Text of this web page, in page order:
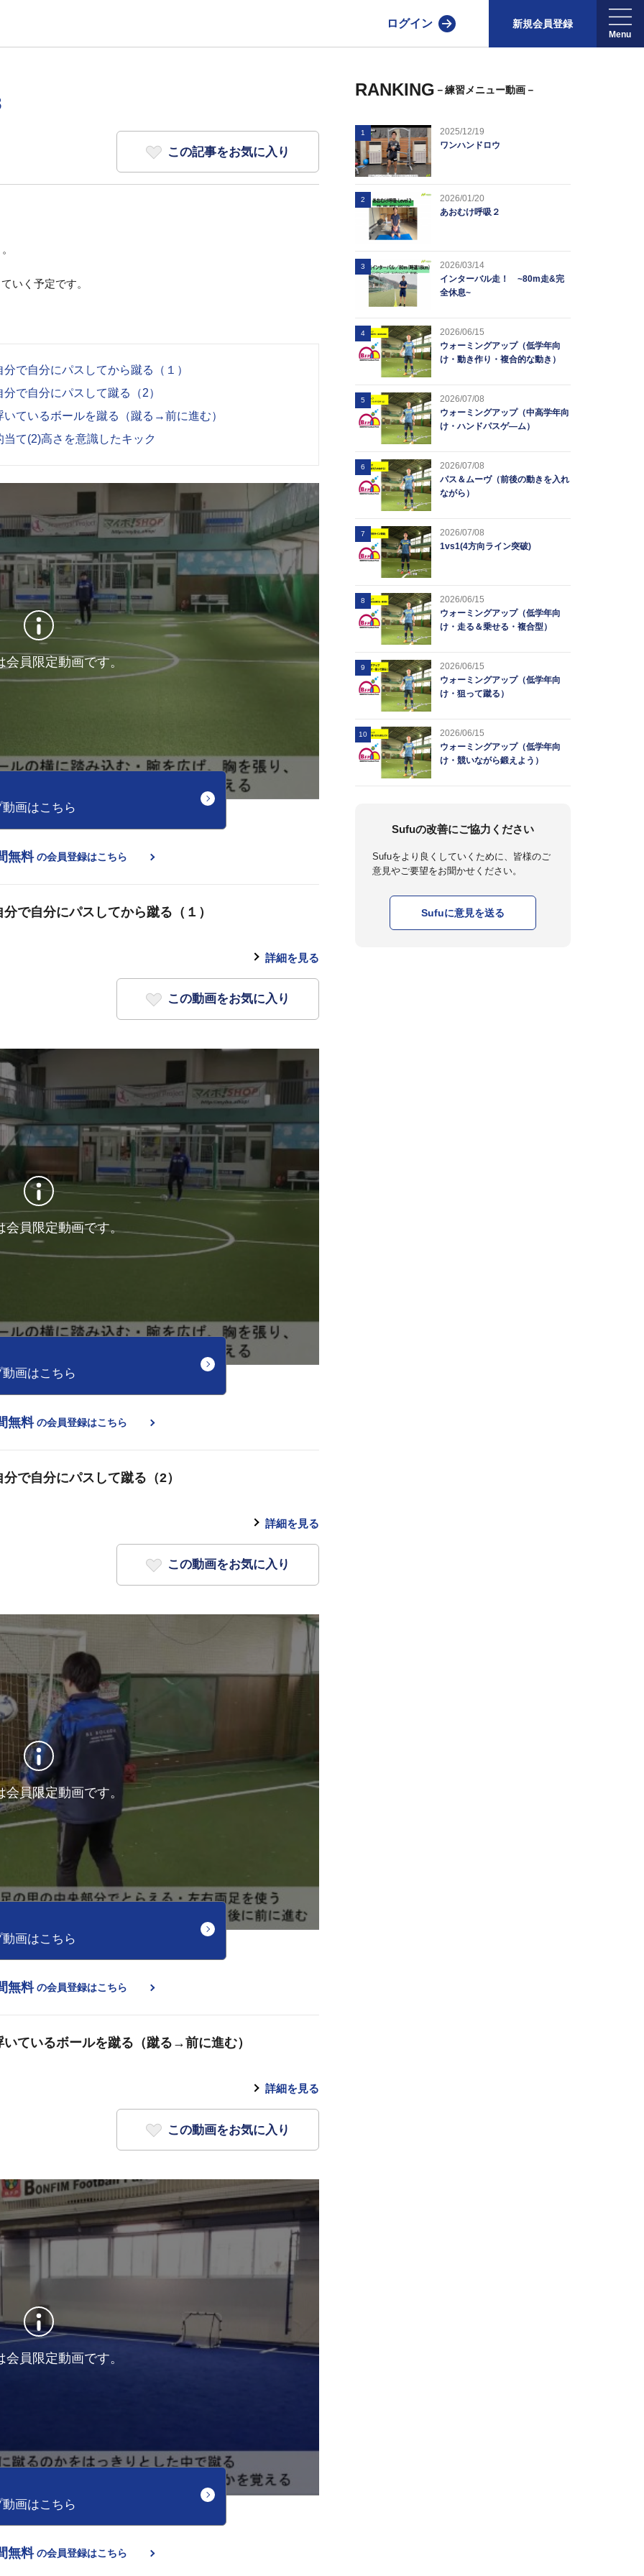
ログイン 新規会員登録
この記事をお気に入り
いく予定です。
で自分にパスしてから蹴る（１）
で自分にパスして蹴る（2）
ているボールを蹴る（蹴る→前に進む）
て(2)高さを意識したキック
会員限定動画です。
画はこちら
無料 の会員登録はこちら
自分にパスしてから蹴る（１）
詳細を見る
この動画をお気に入り
会員限定動画です。
画はこちら
無料 の会員登録はこちら
で自分にパスして蹴る（2）
詳細を見る
この動画をお気に入り
会員限定動画です。
画はこちら
無料 の会員登録はこちら
ているボールを蹴る（蹴る→前に進む）
詳細を見る
この動画をお気に入り
会員限定動画です。
画はこちら
無料 の会員登録はこちら
RANKING －練習メニュー動画－
1
2025/12/19
ワンハンドロウ
2
2026/01/20
あおむけ呼吸２
3
2026/03/14
インターバル走！ ~80m走&完
全休息~
4
2026/06/15
ウォーミングアップ（低学年向
け・動き作り・複合的な動き）
5
2026/07/08
ウォーミングアップ（中高学年向
け・ハンドパスゲ―ム）
6
2026/07/08
パス＆ムーヴ（前後の動きを入れ
ながら）
7
2026/07/08
1vs1(4方向ライン突破)
8
2026/06/15
ウォーミングアップ（低学年向
け・走る＆乗せる・複合型）
9
2026/06/15
ウォーミングアップ（低学年向
け・狙って蹴る）
10
2026/06/15
ウォーミングアップ（低学年向
け・競いながら鍛えよう）
Sufuの改善にご協力ください
Sufuをより良くしていくために、皆様のご
意見やご要望をお聞かせください。
Sufuに意見を送る